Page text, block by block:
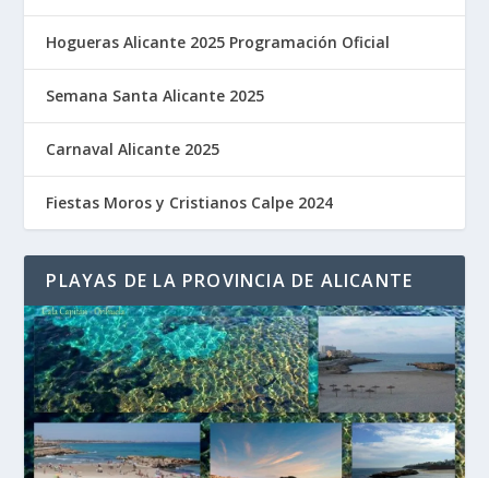
Hogueras Alicante 2025 Programación Oficial
Semana Santa Alicante 2025
Carnaval Alicante 2025
Fiestas Moros y Cristianos Calpe 2024
PLAYAS DE LA PROVINCIA DE ALICANTE